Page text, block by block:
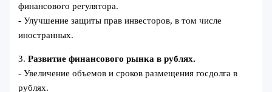
финансового регулятора.
- Улучшение защиты прав инвесторов, в том числе
иностранных.
3.Развитие финансового рынка в рублях.
- Увеличение объемов и сроков размещения госдолга в
рублях.